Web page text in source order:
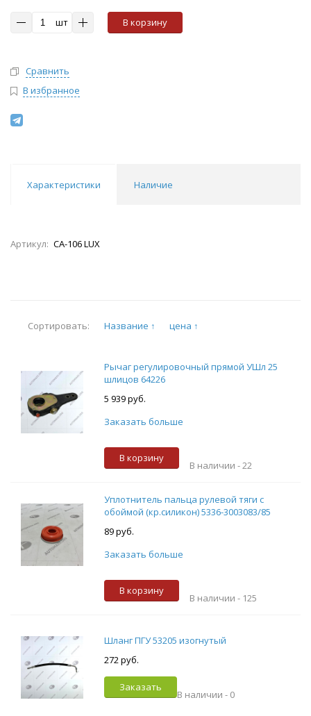
шт В корзину
Сравнить
В избранное
Характеристики Наличие
Артикул: СА-106 LUX
Сортировать: Название ↑ цена ↑
Рычаг регулировочный прямой УШл 25
шлицов 64226
5 939 руб.
Заказать больше
В корзину
В наличии -22
Уплотнитель пальца рулевой тяги с
обоймой (кр.силикон) 5336-3003083/85
89 руб.
Заказать больше
В корзину
В наличии - 125
Шланг ПГУ 53205 изогнутый
272 руб.
Заказать
В наличии - 0